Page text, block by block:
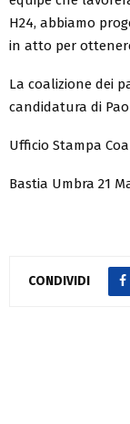
H24, abbiamo
in atto per
La coalizione dei
candidatura di
Ufficio Stampa
Bastia Umbra 21
CONDIVIDI